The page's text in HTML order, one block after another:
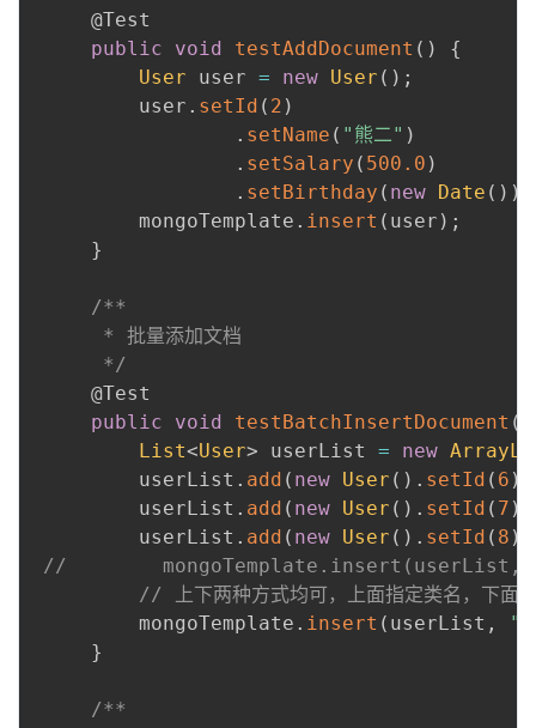
@Test
public
void testAddDocument ( )
{
User user = new User ( ) ;
         user
. setId ( 2 )
. setName ( "熊二" )
. setSalary ( 500.0 )
. setBirthday ( new Date ( ) )
         mongoTemplate
. insert ( user ) ;
}
/**
      * 批量添加文档
      */
@Test
public
void testBatchInsertDocument (
List<User> userList = new
         userList
. add ( new User ( ) . setId ( 6 )
         userList
. add ( new User ( ) . setId ( 7 )
         userList
. add ( new User ( ) . setId ( 8 )
//        mongoTemplate.insert(userList,
// 上下两种方式均可，上面指定类名，下面
         mongoTemplate
. insert ( userList ,
}
/**